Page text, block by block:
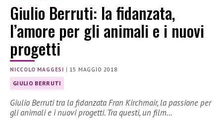
Giulio Berruti: la fidanzata,
l’amore per gli animali e i nuovi
progetti
NICCOLO MAGGESI | 15 MAGGIO 2018
GIULIO BERRUTI
Giulio Berruti tra la fidanzata Fran Kirchmair, la passione per
gli animali e i nuovi progetti. Tra questi, un film…